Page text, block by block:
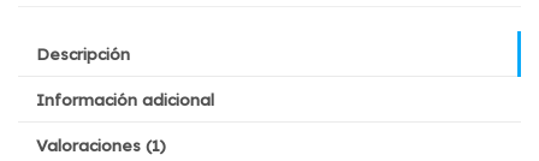
Descripción
Información adicional
Valoraciones (1)